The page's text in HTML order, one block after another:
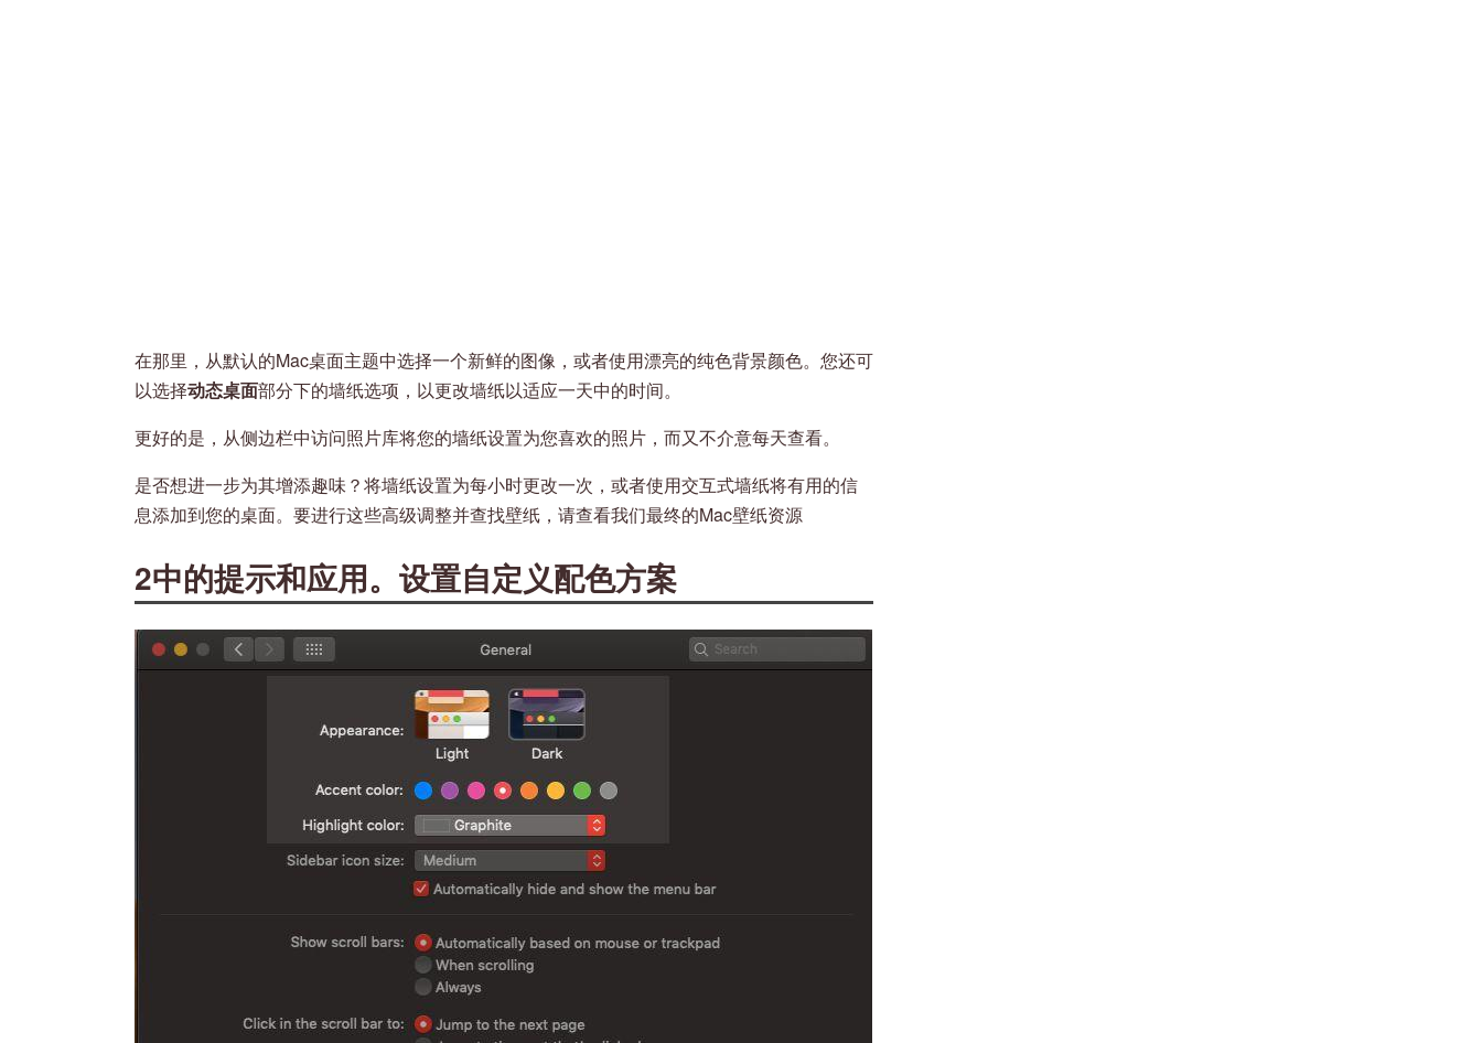
在那里，从默认的Mac桌面主题中选择一个新鲜的图像，或者使用漂亮的纯色背景颜色。您还可
以选择动态桌面部分下的墙纸选项，以更改墙纸以适应一天中的时间。
更好的是，从侧边栏中访问照片库将您的墙纸设置为您喜欢的照片，而又不介意每天查看。
是否想进一步为其增添趣味？将墙纸设置为每小时更改一次，或者使用交互式墙纸将有用的信
息添加到您的桌面。要进行这些高级调整并查找壁纸，请查看我们最终的Mac壁纸资源
2中的提示和应用。设置自定义配色方案